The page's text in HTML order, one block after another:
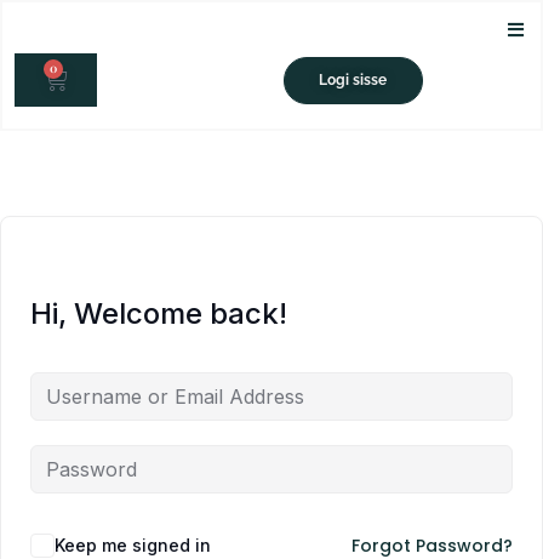
content
0
CART Logi sisse
Hi, Welcome back!
Keep me signed in Forgot Password?